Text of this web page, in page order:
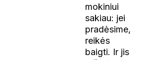
mokiniui
sakiau: jei
pradėsime,
reikės
baigti. Ir jis